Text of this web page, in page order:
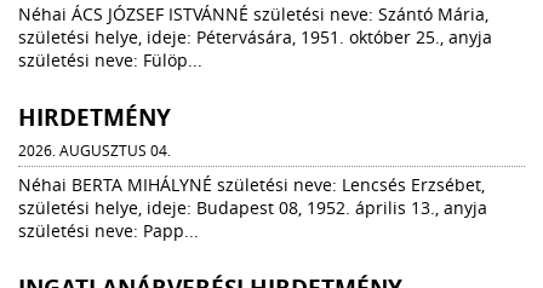
Néhai ÁCS JÓZSEF ISTVÁNNÉ születési neve: Szántó Mária,
születési helye, ideje: Pétervására, 1951. október 25., anyja
születési neve: Fülöp...
HIRDETMÉNY
2026. AUGUSZTUS 04.
Néhai BERTA MIHÁLYNÉ születési neve: Lencsés Erzsébet,
születési helye, ideje: Budapest 08, 1952. április 13., anyja
születési neve: Papp...